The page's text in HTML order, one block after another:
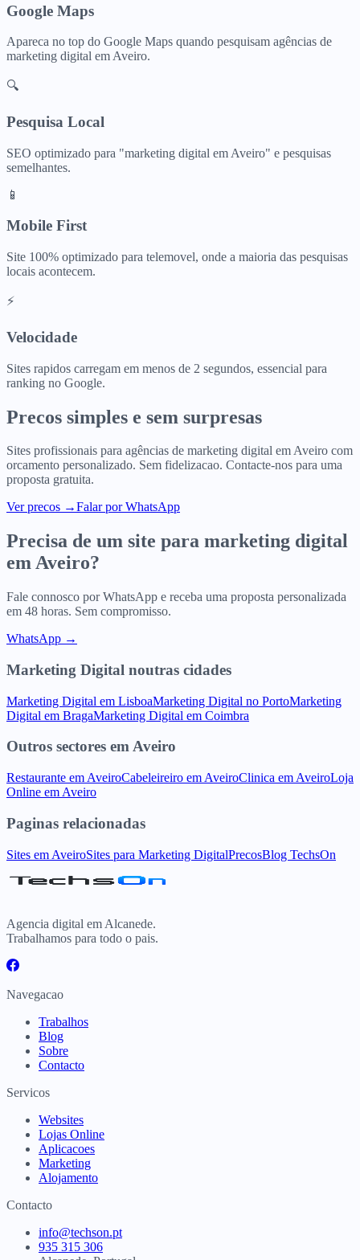
Google Maps
Apareca no top do Google Maps quando pesquisam agências de
marketing digital em Aveiro.
🔍
Pesquisa Local
SEO optimizado para "marketing digital em Aveiro" e pesquisas
semelhantes.
📱
Mobile First
Site 100% optimizado para telemovel, onde a maioria das pesquisas
locais acontecem.
⚡
Velocidade
Sites rapidos carregam em menos de 2 segundos, essencial para
ranking no Google.
Precos simples e sem surpresas
Sites profissionais para agências de marketing digital emAveiro com
orcamento personalizado. Sem fidelizacao. Contacte-nos para uma
proposta gratuita.
Ver precos →Falar por WhatsApp
Precisa de um site para marketing digital
emAveiro?
Fale connosco por WhatsApp e receba uma proposta personalizada
em 48 horas. Sem compromisso.
WhatsApp →
Marketing Digital noutras cidades
Marketing Digital em LisboaMarketing Digital no PortoMarketing
Digital em BragaMarketing Digital em Coimbra
Outros sectores emAveiro
Restaurante em AveiroCabeleireiro em AveiroClinica em AveiroLoja
Online em Aveiro
Paginas relacionadas
Sites em AveiroSites para Marketing DigitalPrecosBlog TechsOn
Agencia digital em Alcanede.
Trabalhamos para todo o pais.
Navegacao
Trabalhos
Blog
Sobre
Contacto
Servicos
Websites
Lojas Online
Aplicacoes
Marketing
Alojamento
Contacto
info@techson.pt
935 315 306